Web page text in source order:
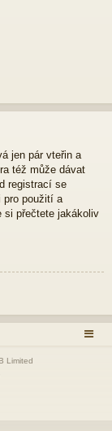
jen pár vteřin a
též může dávat
registrací se
pro použití a
si přečtete jakákoliv
Limited